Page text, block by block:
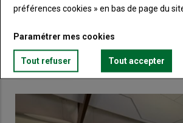
Lien Créez un compte
VOUS AIMEREZ AUSSI
préférences cookies » en bas de page du
Paramétrer mes cookies
Tout refuser Tout accepter